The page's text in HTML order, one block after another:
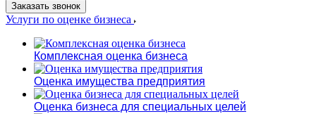
Заказать звонок
Услуги по оценке бизнеса
Комплексная оценка бизнеса
Оценка имущества предприятия
Оценка бизнеса для специальных целей